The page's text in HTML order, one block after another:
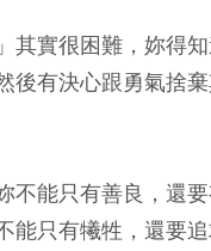
其實很困難，妳得
後有決心跟勇氣捨
不能只有善良，還要
能只有犧牲，還要追